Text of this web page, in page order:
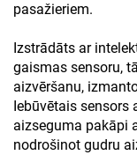
pasažieriem.
Izstrādāts ar
gaismas sensoru,
aizvēršanu,
Iebūvētais
aizseguma pakāpi
nodrošinot gudru